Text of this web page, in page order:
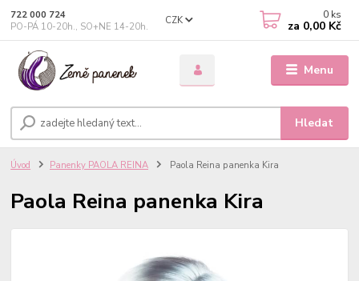
Menu
CZK
Hledat
722 000 724
PO-PÁ 10-20h., SO+NE 14-20h.
0 ks
za 0,00 Kč
Úvod Panenky PAOLA REINA Paola Reina panenka Kira
Paola Reina panenka Kira